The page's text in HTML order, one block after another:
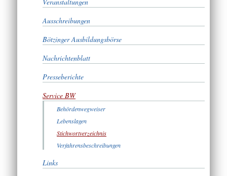
Ausschreibungen
Bötzinger Ausbildungsbörse
Nachrichtenblatt
Presseberichte
Service BW
Behördenwegweiser
Lebenslagen
Stichwortverzeichnis
Verfahrensbeschreibungen
Links